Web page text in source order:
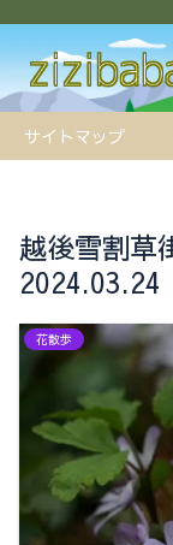
サイトマップ
越後雪割草
2024.03.24
花散歩